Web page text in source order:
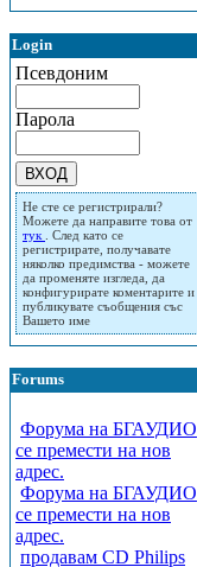
Login
Псевдоним
Парола
Не сте се регистрирали?
Можете да направите това от
тук
. След като се
регистрирате, получавате
няколко предимства - можете
да променяте изгледа, да
конфигурирате коментарите и
публикувате съобщения със
Вашето име
Forums
Форума на БГАУДИО
се премести на нов
адрес.
Форума на БГАУДИО
се премести на нов
адрес.
продавам CD Philips